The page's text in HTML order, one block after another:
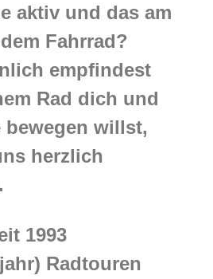
aktiv und das am
Fahrrad?
empfindest
Rad dich und
bewegen willst,
herzlich
1993
Radtouren